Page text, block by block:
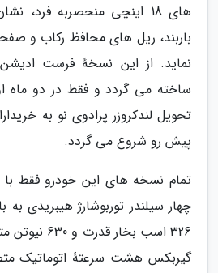
های 18 اینچی منحصربه
باربند، ریل های محافظ رکاب و
ساخته می گردد و فقط در دو ماه
تحویل لندکروزر پرادوی نو به
پیش رو شروع می گردد.
چهار سیلندر توربوشارژ هیبریدی
326 اسب بخار
گیربکس هشت سرعتهٔ اتوماتیک